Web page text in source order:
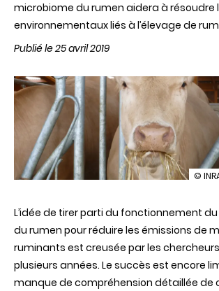
microbiome du rumen aidera à résoudre
environnementaux liés à l’élevage de
Publié le 25 avril 2019
de
des
dans
©
L’idée de tirer parti du fonctionnement
du rumen pour réduire les émissions de
ruminants est creusée par les
plusieurs années. Le succès est encore
manque de compréhension détaillée de